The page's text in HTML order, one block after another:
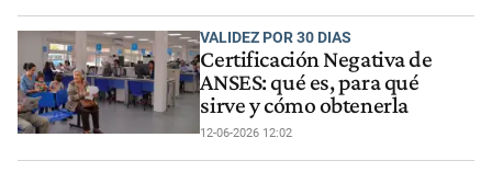
VALIDEZ POR 30 DIAS
Certificación Negativa de
ANSES: qué es, para qué
sirve y cómo obtenerla
12-06-2026 12:02